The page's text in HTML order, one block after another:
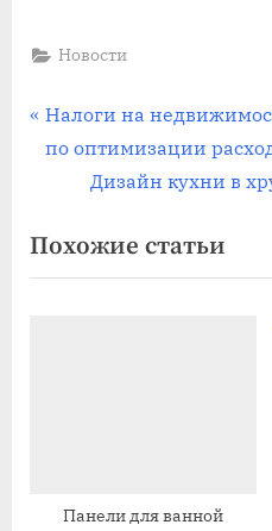
Новости
Навигация
П
р
ы
д
Налоги на
по оптимизации
С
е
д
а
Дизайн кухни в
Похожие статьи
Панели для ванной